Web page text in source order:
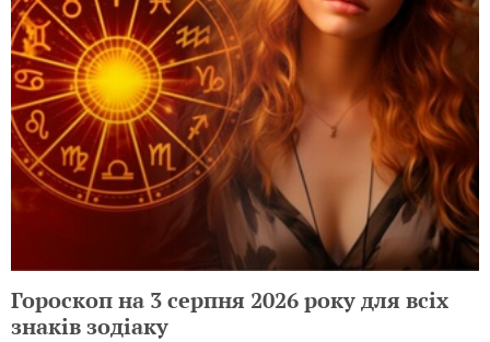
Гороскоп на 3 серпня 2026 року для всіх
знаків зодіаку